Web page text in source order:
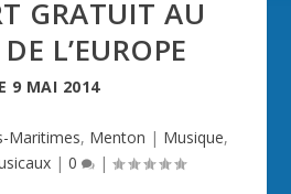
GRATUIT AU
L’EUROPE
9 MAI 2014
Maritimes, Menton | Musique,
| 0 |